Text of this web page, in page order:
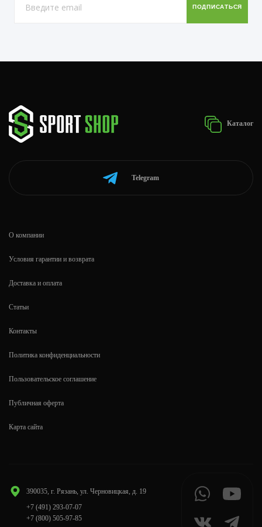
Каталог
Telegram
390035, г. Рязань, ул. Черновицкая, д. 19
+7 (491) 293-07-07
+7 (800) 505-97-85
О компании
Условия гарантии и возврата
Доставка и оплата
Статьи
Контакты
Политика конфиденциальности
Пользовательское соглашение
Публичная оферта
Карта сайта